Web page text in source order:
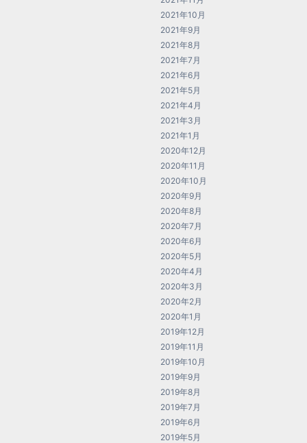
2021年10月
2021年9月
2021年8月
2021年7月
2021年6月
2021年5月
2021年4月
2021年3月
2021年1月
2020年12月
2020年11月
2020年10月
2020年9月
2020年8月
2020年7月
2020年6月
2020年5月
2020年4月
2020年3月
2020年2月
2020年1月
2019年12月
2019年11月
2019年10月
2019年9月
2019年8月
2019年7月
2019年6月
2019年5月